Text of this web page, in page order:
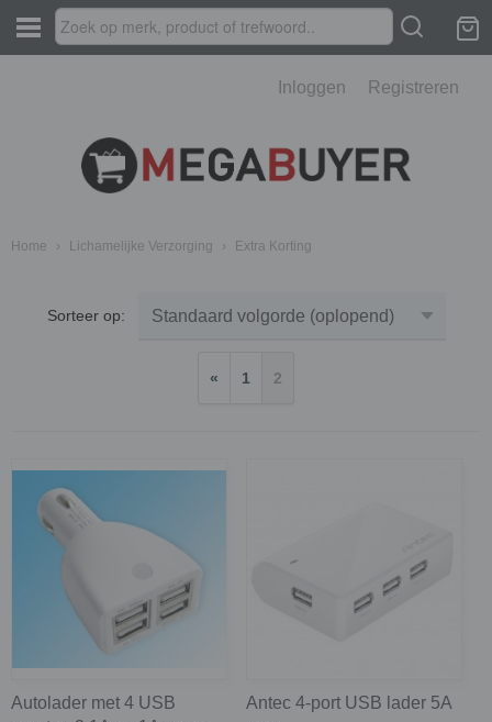
Inloggen Registreren
Home › Lichamelijke Verzorging › Extra Korting
Sorteer op:
« 1 2
Autolader met 4 USB
Antec 4-port USB lader 5A